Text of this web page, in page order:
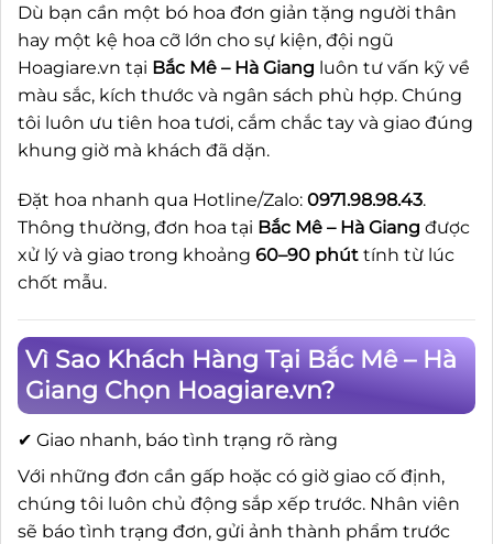
Dù bạn cần một bó hoa đơn giản tặng người thân
hay một kệ hoa cỡ lớn cho sự kiện, đội ngũ
Hoagiare.vn tại Bắc Mê – Hà Giang luôn tư vấn kỹ về
màu sắc, kích thước và ngân sách phù hợp. Chúng
tôi luôn ưu tiên hoa tươi, cắm chắc tay và giao đúng
khung giờ mà khách đã dặn.
Đặt hoa nhanh qua Hotline/Zalo: 0971.98.98.43.
Thông thường, đơn hoa tại Bắc Mê – Hà Giang được
xử lý và giao trong khoảng 60–90 phút tính từ lúc
chốt mẫu.
Vì Sao Khách Hàng Tại Bắc Mê – Hà
Giang Chọn Hoagiare.vn?
✔ Giao nhanh, báo tình trạng rõ ràng
Với những đơn cần gấp hoặc có giờ giao cố định,
chúng tôi luôn chủ động sắp xếp trước. Nhân viên
sẽ báo tình trạng đơn, gửi ảnh thành phẩm trước